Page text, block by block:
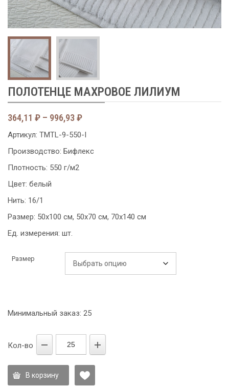
ПОЛОТЕНЦЕ МАХРОВОЕ ЛИЛИУМ
364,11 ₽ – 996,93₽Диапазон
цен:
–
Артикул: TMTL-9-550-I
Производство: Бифлекс
Плотность: 550 г/м2
Цвет: белый
Нить: 16/1
Размер: 50х100 см, 50х70 см, 70х140 см
Ед. измерения: шт.
Размер
Минимальный заказ: 25
Кол-во
В корзину